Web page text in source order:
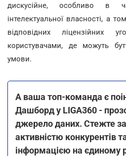
дискусійне, особливо в
інтелектуальної власності, а
відповідних ліцензійних
користувачами, де можуть
умови.
А ваша топ-команда є
Дашборд у LIGA360 -
джерело даних. Стежте
активністю конкурентів
інформацією на єдиному